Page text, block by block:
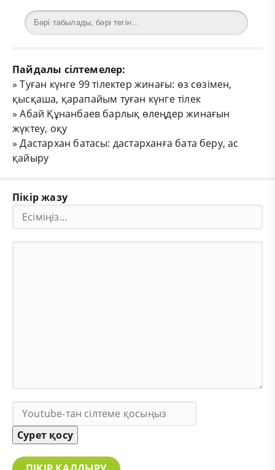
Пайдалы сілтемелер:
»Туған күнге 99 тілектер жинағы: өз сөзімен,
қысқаша, қарапайым туған күнге тілек
»Абай Құнанбаев барлық өлеңдер жинағын
жүктеу, оқу
»Дастархан батасы: дастарханға бата беру, ас
қайыру
Пікір жазу
Сурет қосу